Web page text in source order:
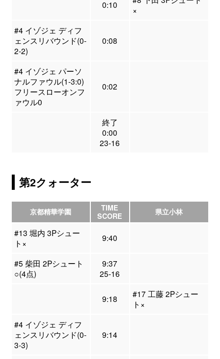
0:10
×
#4 イゾジェ ディフ
ェンスリバウンド(0-
2-2)
0:08
#4 イゾジェ パーソ
ナルファウル(1-3:0)
フリースローオンフ
ァウル0
0:02
終了
0:00
23-16
第2クォーター
京都精華学園
TIME
SCORE
県立小林
#13 堀内 3Pシュー
ト×
9:40
#5 柴田 2Pシュート
○(4点)
9:37
25-16
9:18
#17 工藤 2Pシュー
ト×
#4 イゾジェ ディフ
ェンスリバウンド(0-
3-3)
9:14